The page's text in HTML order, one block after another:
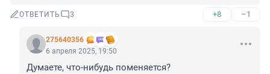
ОТВЕТИТЬ 3 +8 –1
275640356
6 апреля 2025, 19:50
Думаете, что-нибудь поменяется?